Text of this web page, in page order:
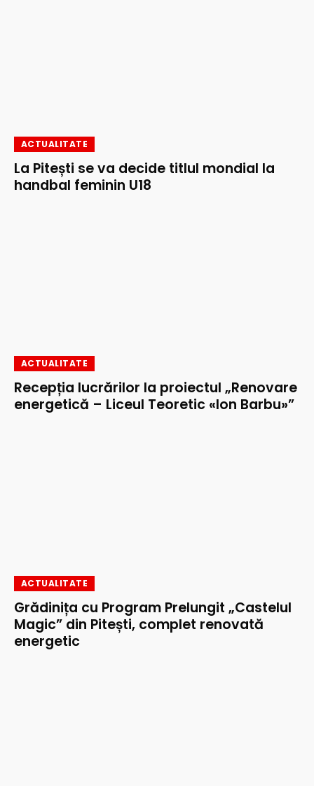
ACTUALITATE
La Pitești se va decide titlul mondial la
handbal feminin U18
ACTUALITATE
Recepția lucrărilor la proiectul „Renovare
energetică – Liceul Teoretic «Ion Barbu»”
ACTUALITATE
Grădinița cu Program Prelungit „Castelul
Magic” din Pitești, complet renovată
energetic